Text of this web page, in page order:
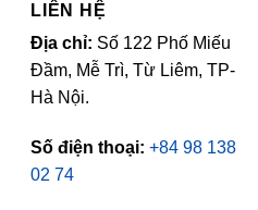
LIÊN HỆ
Địa chỉ: Số 122 Phố Miếu
Đầm, Mễ Trì, Từ Liêm, TP-
Hà Nội.
Số điện thoại: +84 98 138
02 74